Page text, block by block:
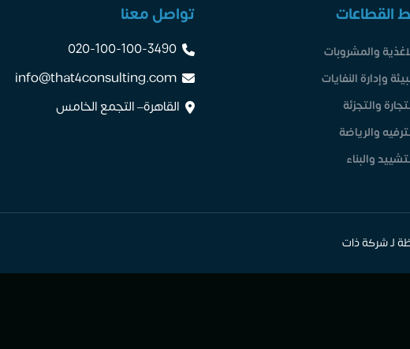
القطاعات
والمشروبات
وإدارة النفايات
والتجزئة
والرياضة
والبناء
تواصل معنا
020-100-100-3490
info@that4consulting.com
القاهرة– التجمع الخامس